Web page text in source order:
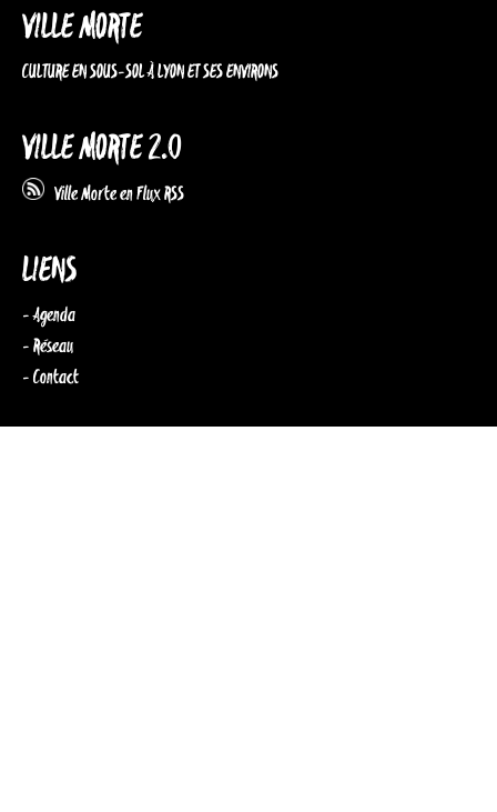
VILLE MORTE
CULTURE EN SOUS-SOL À LYON ET SES ENVIRONS
VILLE MORTE 2.0
Ville Morte en Flux RSS
LIENS
- Agenda
- Réseau
- Contact